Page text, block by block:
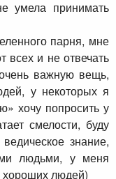
умела принимать
парня, мне
всех и не отвечать
важную вещь,
у некоторых я
хочу попросить у
смелости, буду
знание,
людьми, у меня
хороших людей)